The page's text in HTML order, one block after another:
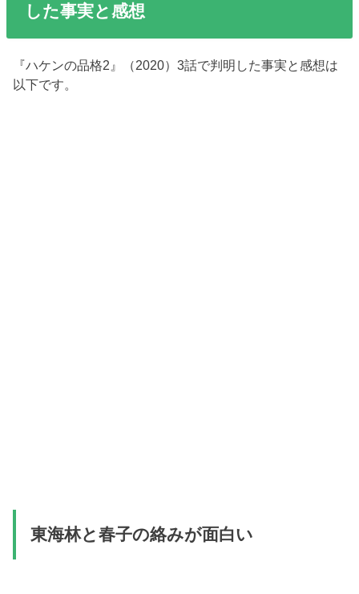
した事実と感想
『ハケンの品格2』（2020）3話で判明した事実と感想は
以下です。
東海林と春子の絡みが面白い